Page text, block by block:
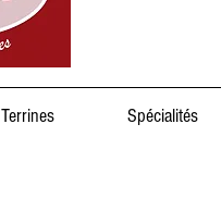
Terrines Spécialités